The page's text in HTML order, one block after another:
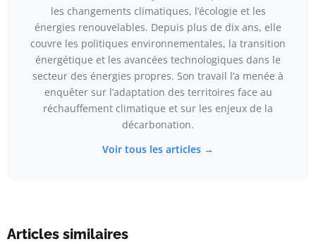
les changements climatiques, l’écologie et les
énergies renouvelables. Depuis plus de dix ans, elle
couvre les politiques environnementales, la transition
énergétique et les avancées technologiques dans le
secteur des énergies propres. Son travail l’a menée à
enquêter sur l’adaptation des territoires face au
réchauffement climatique et sur les enjeux de la
décarbonation.
Voir tous les articles →
Articles similaires